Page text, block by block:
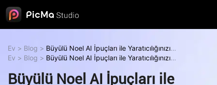
Ev > Blog > Büyülü Noel AI İpuçları ile Yaratıcılığınızı
AteşleyinBüyülü Noel AI İpuçları ile Yaratıcılığınızı Ateşleyin
Ev > Blog > Büyülü Noel AI İpuçları ile Yaratıcılığınızı
Büyülü Noel AI İpuçları ile